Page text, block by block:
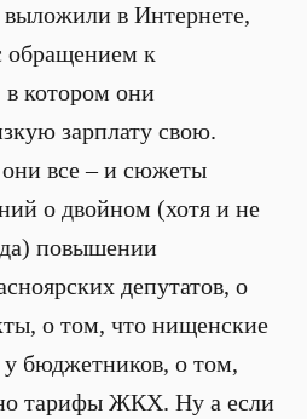
в Интернете,
обращением к
в котором они
зарплату свою.
все – и сюжеты
о двойном (хотя и не
повышении
депутатов, о
о том, что нищенские
бюджетников, о том,
тарифы ЖКХ. Ну а если